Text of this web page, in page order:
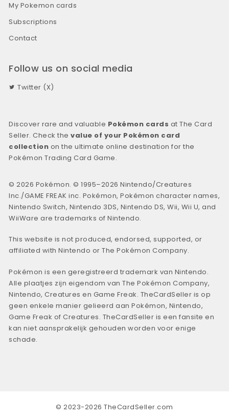
My Pokemon cards
Subscriptions
Contact
Follow us on social media
Twitter (X)
Discover rare and valuable Pokémon cards at The Card
Seller. Check thevalue of your Pokémon card
collection on the ultimate online destination for the
Pokémon Trading Card Game.
© 2026 Pokémon. © 1995–2026 Nintendo/Creatures
Inc./GAME FREAK inc. Pokémon, Pokémon character names,
Nintendo Switch, Nintendo 3DS, Nintendo DS, Wii, Wii U, and
WiiWare are trademarks of Nintendo.
This website is not produced, endorsed, supported, or
affiliated with Nintendo or The Pokémon Company.
Pokémon is een geregistreerd trademark van Nintendo.
Alle plaatjes zijn eigendom van The Pokémon Company,
Nintendo, Creatures en Game Freak. TheCardSeller is op
geen enkele manier gelieerd aan Pokémon, Nintendo,
Game Freak of Creatures. TheCardSeller is een fansite en
kan niet aansprakelijk gehouden worden voor enige
schade.
© 2023-2026 TheCardSeller.com